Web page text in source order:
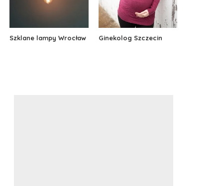
Szklane lampy Wrocław Ginekolog Szczecin